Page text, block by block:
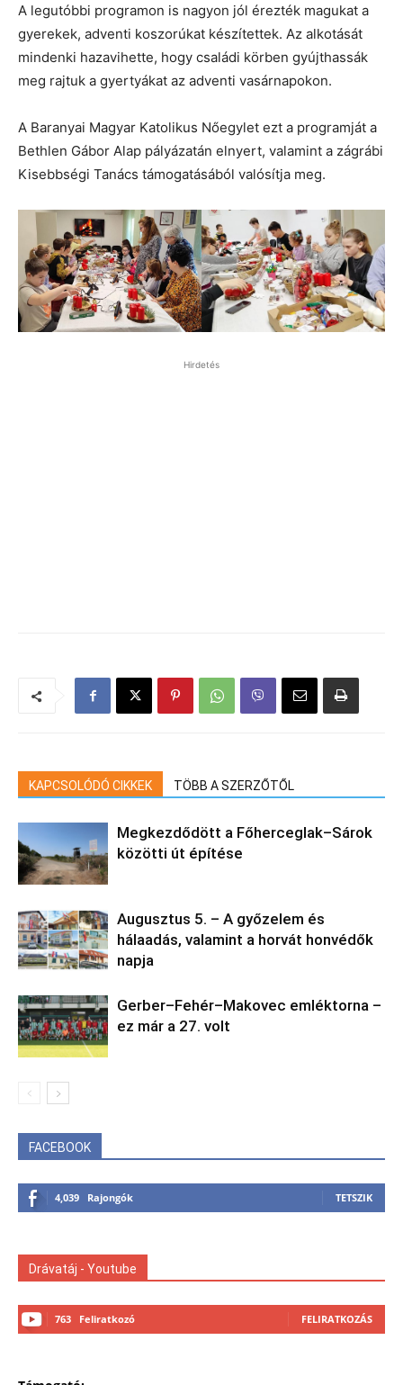
A legutóbbi programon is nagyon jól érezték magukat a
gyerekek, adventi koszorúkat készítettek. Az alkotását
mindenki hazavihette, hogy családi körben gyújthassák
meg rajtuk a gyertyákat az adventi vasárnapokon.
A Baranyai Magyar Katolikus Nőegylet ezt a programját a
Bethlen Gábor Alap pályázatán elnyert, valamint a zágrábi
Kisebbségi Tanács támogatásából valósítja meg.
Hirdetés
KAPCSOLÓDÓ CIKKEK TÖBB A SZERZŐTŐL
Megkezdődött a Főherceglak–Sárok
közötti út építése
Augusztus 5. – A győzelem és
hálaadás, valamint a horvát honvédők
napja
Gerber–Fehér–Makovec emléktorna –
ez már a 27. volt
FACEBOOK
4,039 Rajongók TETSZIK
Drávatáj - Youtube
763 Feliratkozó FELIRATKOZÁS